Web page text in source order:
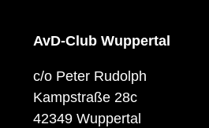
AvD-Club Wuppertal
c/o Peter Rudolph
Kampstraße 28c
42349 Wuppertal